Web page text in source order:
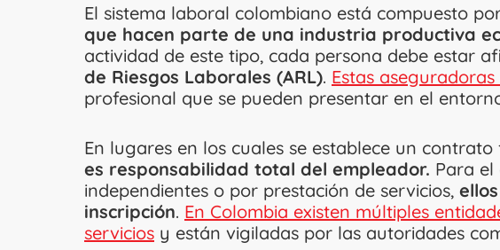
El sistema laboral colombiano está compuesto
que hacen parte de una industria productiva
actividad de este tipo, cada persona debe estar
de Riesgos Laborales (ARL). Estas
profesional que se pueden presentar en el
En lugares en los cuales se establece un
es responsabilidad total del empleador. Para
independientes o por prestación de servicios,
inscripción. En Colombia existen múltiples
servicios y están vigiladas por las autoridades